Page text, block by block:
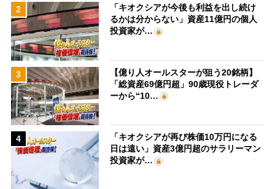
2
「キオクシアが今後も利益を出し続け
るかは分からない」資産11億円の個人
投資家が…
3
【億り人オールスターが狙う20銘柄】
「総資産69億円超」90歳現役トレーダ
ーから“10…
4
「キオクシアが再び株価10万円になる
日は遠い」資産3億円超のサラリーマン
投資家が…